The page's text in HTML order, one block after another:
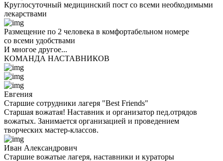
Круглосуточный медицинский пост со всеми необходимыми
лекарствами
Размещение по 2 человека в комфортабельном номере
со всеми удобствами
И многое другое...
КОМАНДА НАСТАВНИКОВ
Евгения
Старшие сотрудники лагеря "Best Friends"
Старшая вожатая! Наставник и организатор пед.отрядов
вожатых. Занимается организацией и проведением
творческих мастер-классов.
Иван Александрович
Старшие вожатые лагеря, наставники и кураторы